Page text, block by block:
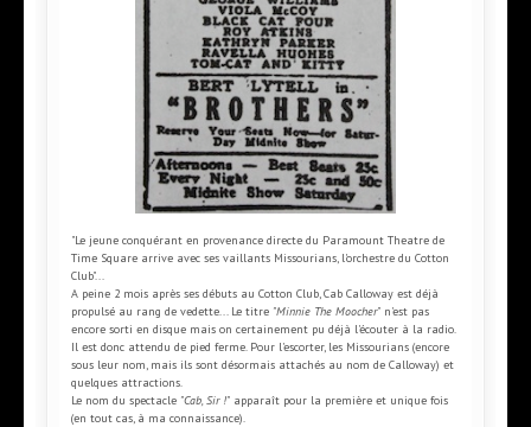
"Le jeune conquérant en provenance directe du Paramount Theatre de
Time Square arrive avec ses vaillants Missourians, l'orchestre du Cotton
Club"...
A peine 2 mois après ses débuts au Cotton Club, Cab Calloway est déjà
propulsé au rang de vedette... Le titre "Minnie The Moocher" n'est pas
encore sorti en disque mais on certainement pu déjà l'écouter à la radio.
Il est donc attendu de pied ferme. Pour l'escorter, les Missourians (encore
sous leur nom, mais ils sont désormais attachés au nom de Calloway) et
quelques attractions.
Le nom du spectacle "Cab, Sir !" apparaît pour la première et unique fois
(en tout cas, à ma connaissance).